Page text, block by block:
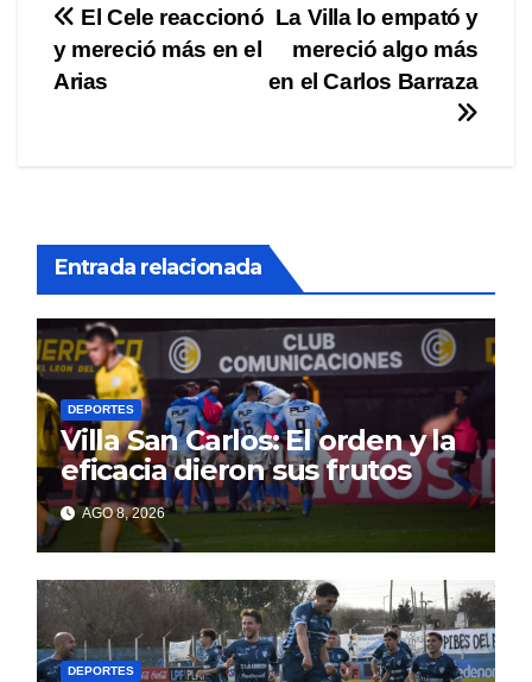
Navegación
de
La Villa lo empató y
mereció algo más
en el Carlos Barraza
El Cele reaccionó
y mereció más en el
Arias
Entrada relacionada
DEPORTES
Villa San Carlos: El orden y la
eficacia dieron sus frutos
AGO 8, 2026
DEPORTES